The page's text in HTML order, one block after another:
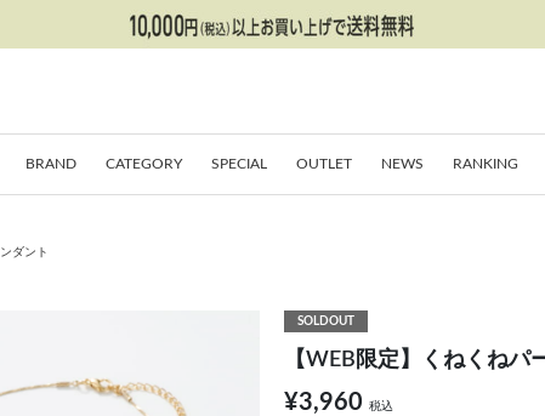
BRAND CATEGORY SPECIAL OUTLET NEWS RANKING
ダント
SOLDOUT
【WEB限定】くねくね
¥3,960 税込